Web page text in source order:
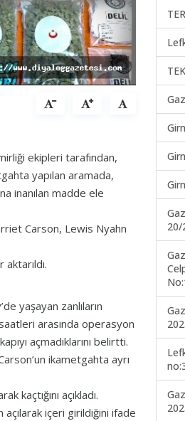
ekipleri tarafından,
yapılan aramada,
inanılan madde ele
Carson, Lewis Nyahn
yaşayan zanlıların
arasında operasyon
açmadıklarını belirtti.
ikametgahta ayrı
kaçtığını açıkladı.
açılarak içeri girildiğini ifade
20/